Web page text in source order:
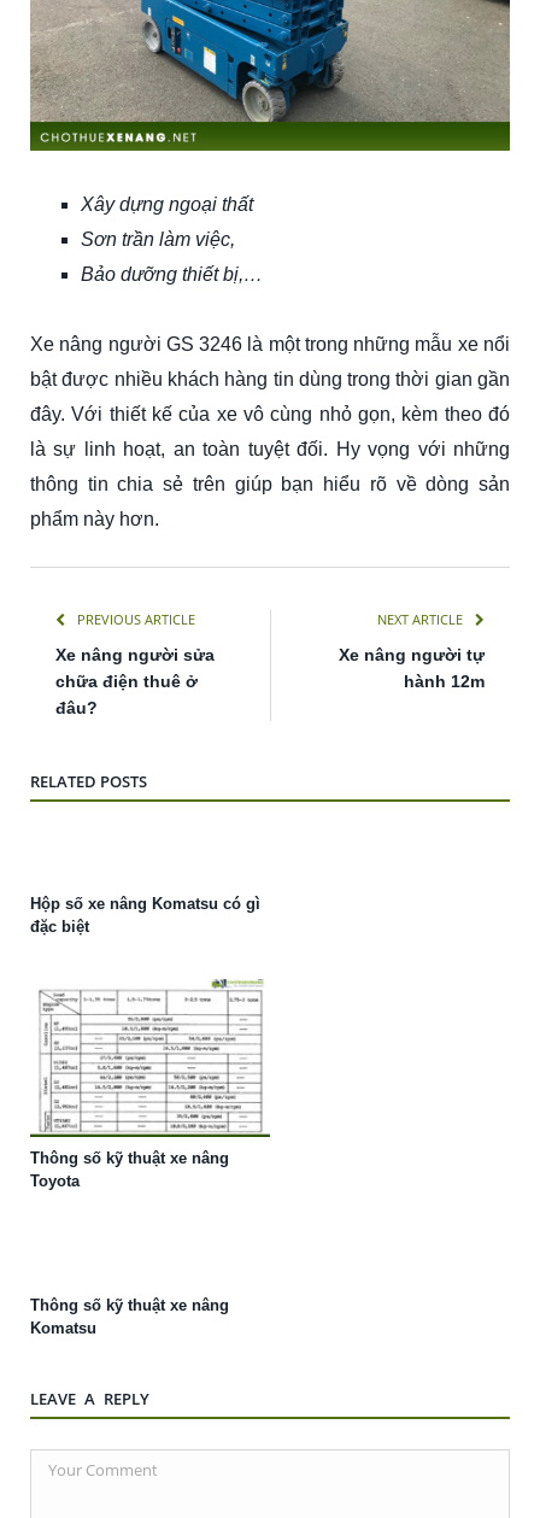
Xây dựng ngoại thất
Sơn trần làm việc,
Bảo dưỡng thiết bị,…
Xe nâng người GS 3246 là một trong những mẫu xe nổi
bật được nhiều khách hàng tin dùng trong thời gian gần
đây. Với thiết kế của xe vô cùng nhỏ gọn, kèm theo đó
là sự linh hoạt, an toàn tuyệt đối. Hy vọng với những
thông tin chia sẻ trên giúp bạn hiểu rõ về dòng sản
phẩm này hơn.
PREVIOUS ARTICLE
Xe nâng người sửa
chữa điện thuê ở
đâu?
NEXT ARTICLE
Xe nâng người tự
hành 12m
RELATED POSTS
Hộp số xe nâng Komatsu có gì
đặc biệt
Thông số kỹ thuật xe nâng
Toyota
Thông số kỹ thuật xe nâng
Komatsu
LEAVE A REPLY